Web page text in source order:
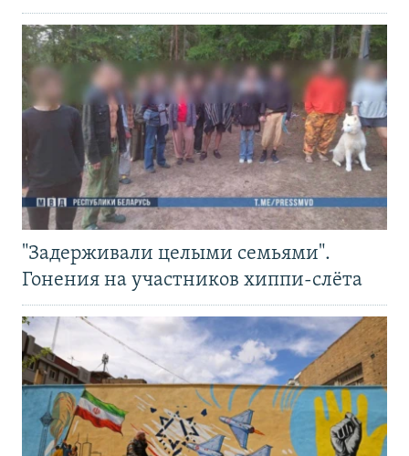
"Задерживали целыми семьями".
Гонения на участников хиппи-слёта